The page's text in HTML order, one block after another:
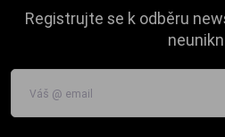
Registrujte se k odběru